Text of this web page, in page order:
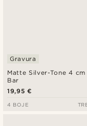
Matte Silver-Tone 4 cm
Bar
Gravura
19,95 €
4 BOJE